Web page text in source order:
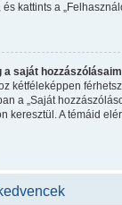
és kattints a
a saját
kétféleképpen
a „Saját
keresztül. A témáid